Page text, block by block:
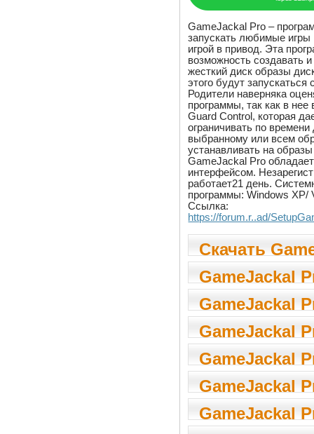
GameJackal Pro –
запускать любимые игры
игрой в привод. Эта
возможность создавать
жесткий диск образы
этого будут запускаться
Родители наверняка
программы, так как в нее
Guard Control, которая
ограничивать по времени
выбранному или всем
устанавливать на
GameJackal Pro
интерфейсом.
работает21 день.
программы: Windows XP/
Ссылка:
https://forum.r..ad/
Скачать
Pro 5.2.0.0
GameJackal
GameJackal
GameJackal
GameJackal
GameJackal
GameJackal